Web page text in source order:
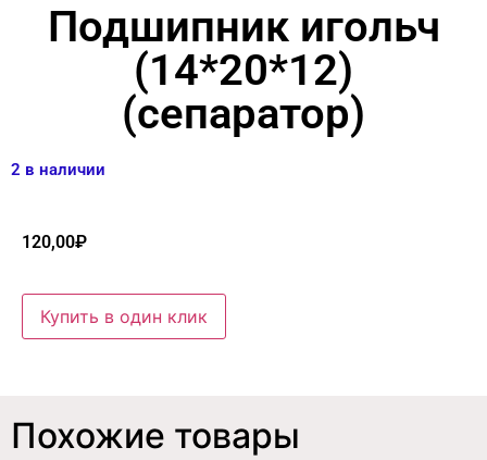
Подшипник игольч
(14*20*12)
(сепаратор)
2 в наличии
120,00₽
Купить в один клик
Похожие товары